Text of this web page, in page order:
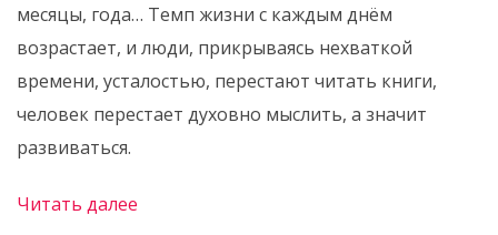
месяцы, года… Темп жизни с каждым днём
возрастает, и люди, прикрываясь нехваткой
времени, усталостью, перестают читать книги,
человек перестает духовно мыслить, а значит
развиваться.
Читать далее